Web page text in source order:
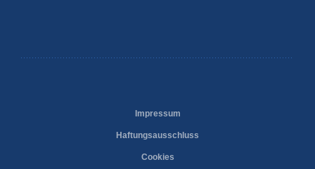
Impressum
Haftungsausschluss
Cookies